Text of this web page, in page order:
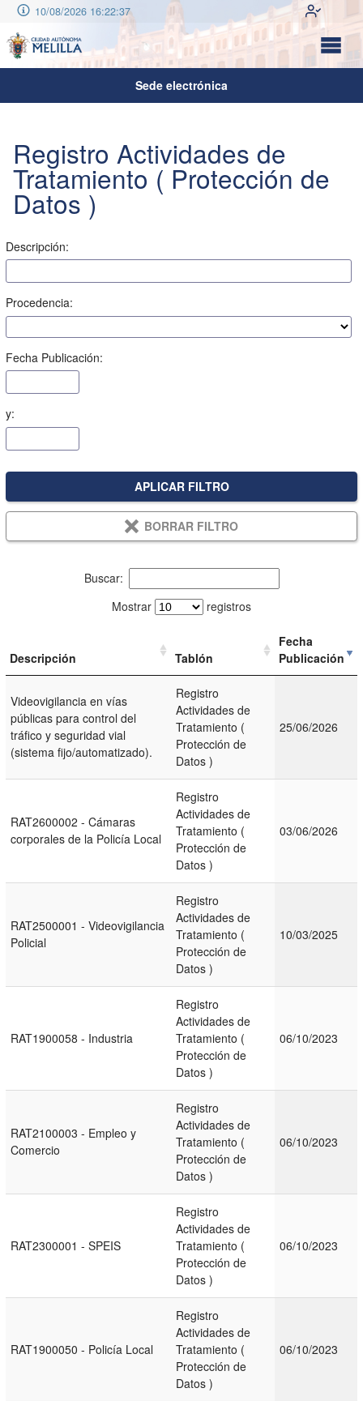
10/08/2026 16:22:38
Sede electrónica
Registro Actividades de
Tratamiento ( Protección de
Datos )
Descripción:
Procedencia:
Fecha Publicación:
y:
APLICAR FILTRO
BORRAR FILTRO
Buscar:
Mostrar
registros
Descripción Tablón
Fecha
Publicación
Videovigilancia en vías
públicas para control del
tráfico y seguridad vial
(sistema fijo/automatizado).
Registro
Actividades de
Tratamiento (
Protección de
Datos )
25/06/2026
RAT2600002 - Cámaras
corporales de la Policía Local
Registro
Actividades de
Tratamiento (
Protección de
Datos )
03/06/2026
RAT2500001 - Videovigilancia
Policial
Registro
Actividades de
Tratamiento (
Protección de
Datos )
10/03/2025
RAT1900058 - Industria
Registro
Actividades de
Tratamiento (
Protección de
Datos )
06/10/2023
RAT2100003 - Empleo y
Comercio
Registro
Actividades de
Tratamiento (
Protección de
Datos )
06/10/2023
RAT2300001 - SPEIS
Registro
Actividades de
Tratamiento (
Protección de
Datos )
06/10/2023
RAT1900050 - Policía Local
Registro
Actividades de
Tratamiento (
Protección de
Datos )
06/10/2023